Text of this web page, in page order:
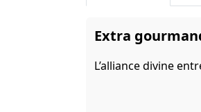
Extra
L’alliance divine